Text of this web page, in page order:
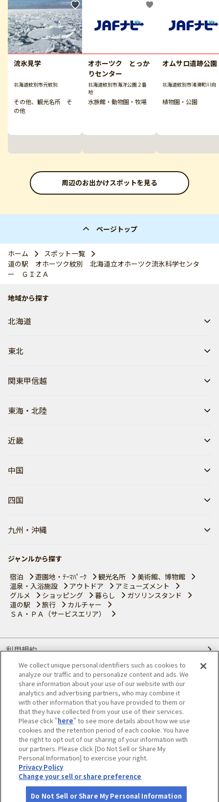
流氷見学
北海道紋別市元紋別
その他、観光名所 そ
の他
オホーツク とっか
りセンター
北海道紋別市海洋公園２番
地
水族館・動物園・牧場
オムサロ遺跡公園
北海道紋別市渚滑町川向
植物園・公園
周辺のお出かけスポットを見る
ページトップ
ホーム
スポット一覧
道の駅 オホーツク紋別 北海道立オホーツク流氷科学センタ
ー ＧＩＺＡ
地域から探す
北海道
東北
関東甲信越
東海・北陸
近畿
中国
四国
九州・沖縄
ジャンルから探す
宿泊
遊園地・ﾃｰﾏﾊﾟｰｸ 観光名所
美術館、博物館
温泉・入浴施設
アウトドア
アミューズメント
グルメ
ショッピング 暮らし
ガソリンスタンド
道の駅
旅行
カルチャー
ＳＡ・ＰＡ（サービスエリア）
利用規約
個人情報の取り扱いについて
会員優待サービスの提携をご検討の方へ
JAFホームページ
© JAPAN AUTOMOBILE FEDERATION. All rights reserved.
We collect unique personal identifiers such as cookies to
analyze our traffic and to personalize content and ads. We
share information about your use of our website with our
analytics and advertising partners, who may combine it
with other information that you have provided to them or
that they have collected from your use of their services.
Please click "here" to see more details about how we use
cookies and the retention period of each cookie. You have
the right to opt out of our sharing of your information with
our partners. Please click [Do Not Sell or Share My
Personal Information] to exercise your right.
Privacy Policy
Change your sell or share preference
Do Not Sell or Share My Personal Information